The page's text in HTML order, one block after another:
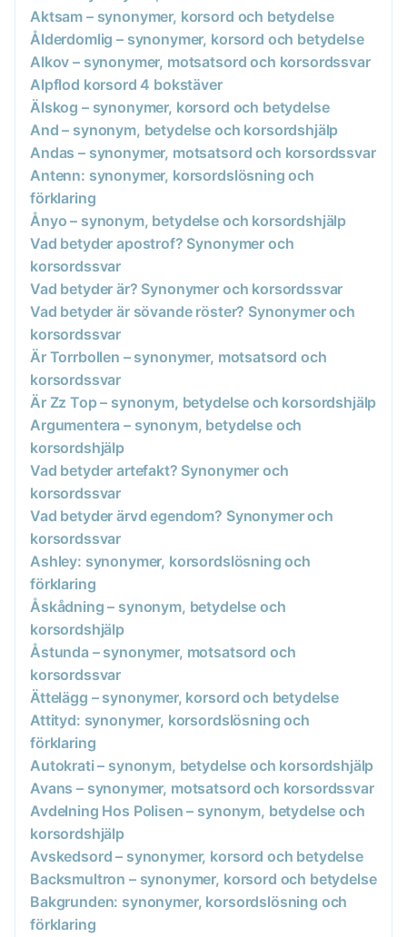
Aktsam – synonymer, korsord och betydelse
Ålderdomlig – synonymer, korsord och betydelse
Alkov – synonymer, motsatsord och korsordssvar
Alpflod korsord 4 bokstäver
Älskog – synonymer, korsord och betydelse
And – synonym, betydelse och korsordshjälp
Andas – synonymer, motsatsord och korsordssvar
Antenn: synonymer, korsordslösning och
förklaring
Ånyo – synonym, betydelse och korsordshjälp
Vad betyder apostrof? Synonymer och
korsordssvar
Vad betyder är? Synonymer och korsordssvar
Vad betyder är sövande röster? Synonymer och
korsordssvar
Är Torrbollen – synonymer, motsatsord och
korsordssvar
Är Zz Top – synonym, betydelse och korsordshjälp
Argumentera – synonym, betydelse och
korsordshjälp
Vad betyder artefakt? Synonymer och
korsordssvar
Vad betyder ärvd egendom? Synonymer och
korsordssvar
Ashley: synonymer, korsordslösning och
förklaring
Åskådning – synonym, betydelse och
korsordshjälp
Åstunda – synonymer, motsatsord och
korsordssvar
Ättelägg – synonymer, korsord och betydelse
Attityd: synonymer, korsordslösning och
förklaring
Autokrati – synonym, betydelse och korsordshjälp
Avans – synonymer, motsatsord och korsordssvar
Avdelning Hos Polisen – synonym, betydelse och
korsordshjälp
Avskedsord – synonymer, korsord och betydelse
Backsmultron – synonymer, korsord och betydelse
Bakgrunden: synonymer, korsordslösning och
förklaring